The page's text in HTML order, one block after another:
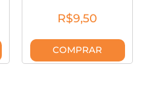
R$9,50
COMPRAR